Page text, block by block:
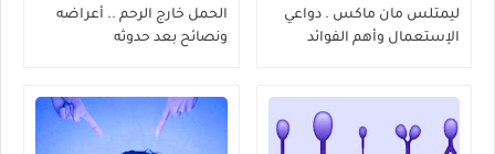
ليمتلس مان ماكس . دواعي
الإستعمال وأهم الفوائد
الحمل خارج الرحم .. أعراضه
ونصائح بعد حدوثه